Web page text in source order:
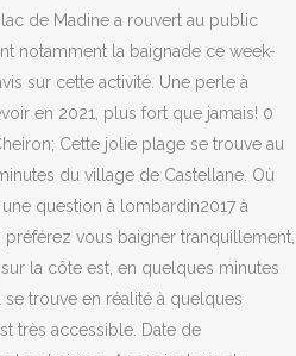
de Madine a rouvert au public
notamment la baignade ce week-
sur cette activité. Une perle à
en 2021, plus fort que jamais! 0
Cette jolie plage se trouve au
du village de Castellane. Où
question à lombardin2017 à
vous baigner tranquillement,
la côte est, en quelques minutes
se trouve en réalité à quelques
très accessible. Date de